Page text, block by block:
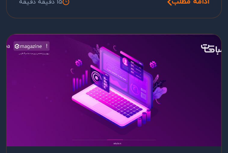
15 دقیقه دقیقه